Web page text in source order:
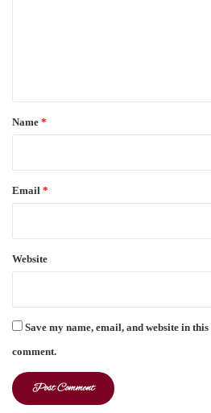
*
Name *
Email *
Website
Save my name, email, and website in
comment.